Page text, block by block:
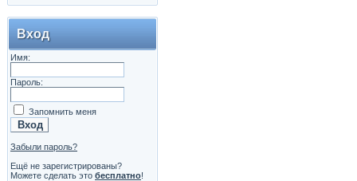
Вход
Имя:
Пароль:
Запомнить меня
Забыли пароль?
Ещё не зарегистрированы?
Можете сделать это бесплатно!